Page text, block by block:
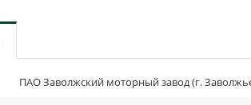
ПАО Заволжский моторный завод (г.